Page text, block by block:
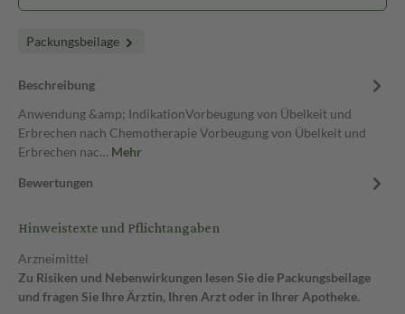
Packungsbeilage
Beschreibung
Anwendung &amp; IndikationVorbeugung von Übelkeit und
Erbrechen nach Chemotherapie Vorbeugung von Übelkeit und
Erbrechen nac… Mehr
Bewertungen
Hinweistexte und Pflichtangaben
Arzneimittel
Zu Risiken und Nebenwirkungen lesen Sie die Packungsbeilage
und fragen Sie Ihre Ärztin, Ihren Arzt oder in Ihrer Apotheke.